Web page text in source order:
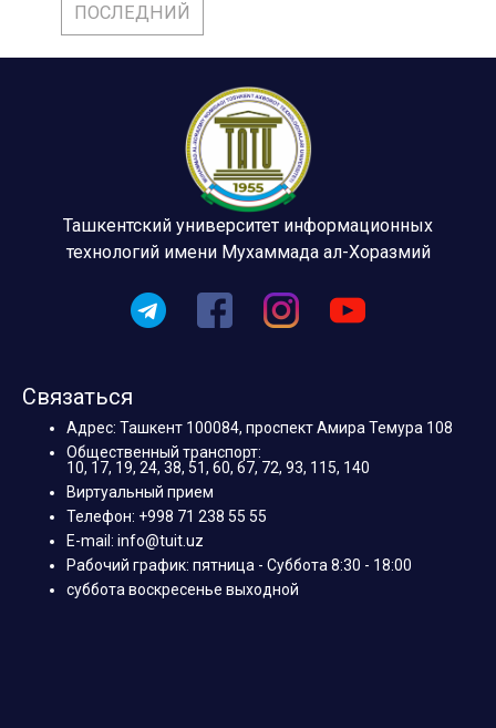
ПОСЛЕДНИЙ
Ташкентский университет информационных
технологий имени Мухаммада ал-Хоразмий
Связаться
Адрес: Ташкент 100084, проспект Амира Темура 108
Общественный транспорт:
10, 17, 19, 24, 38, 51, 60, 67, 72, 93, 115, 140
Виртуальный прием
Телефон: +998 71 238 55 55
E-mail: info@tuit.uz
Рабочий график: пятница - Суббота 8:30 - 18:00
суббота воскресенье выходной